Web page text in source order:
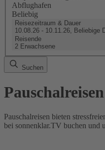
Abflughafen
Beliebig
Reisezeitraum & Dauer
10.08.26 - 10.11.26, Beliebige
Reisende
2 Erwachsene
Suchen
Pauschalreisen bieten
bei sonnenklar.TV buchen und